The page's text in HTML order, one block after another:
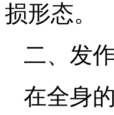
损形态。
二、发
在全身